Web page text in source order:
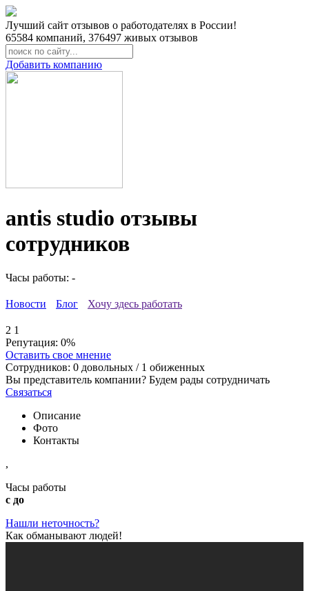
Лучший сайт отзывов о работодателях в России!
65584 компаний, 376497 живых отзывов
Добавить компанию
antis studio отзывы
сотрудников
Часы работы: -
Новости Блог Хочу здесь работать
2 1
Репутация: 0%
Оставить свое мнение
Сотрудников: 0 довольных / 1 обиженных
Вы представитель компании? Будем рады сотрудничать
Связаться
Описание
Фото
Контакты
,
Часы работы
с до
Нашли неточность?
Как обманывают людей!